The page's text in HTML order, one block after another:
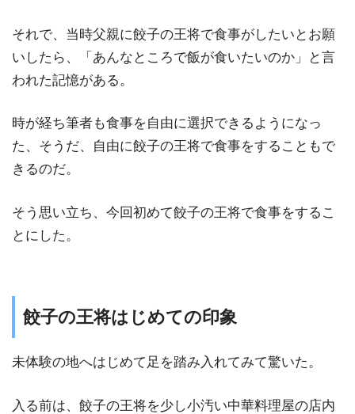
それで、当時父親に餃子の王将で食事がしたいとお願
いしたら、「あんなところで飯が食いたいのか」と言
われた記憶がある。
時が経ち筆者も食事を自由に選択できるようになっ
た、そうだ、自由に餃子の王将で食事をすることもで
きるのだ。
そう思い立ち、今回初めて餃子の王将で食事をするこ
とにした。
餃子の王将はじめての印象
未体験の地へはじめて足を踏み入れてみて驚いた。
入る前は、餃子の王将を少し小汚い中華料理屋の店内